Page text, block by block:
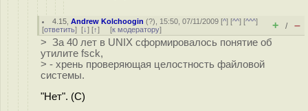
4.15 ,Andrew Kolchoogin (?), 15:50, 07/11/2009 [^] [^^] [^^^]
[ответить] [↓] [↑] [к модератору] + / –
> За 40 лет в UNIX сформировалось понятие об
утилите fsck,
> - хрень проверяющая целостность файловой
системы.
"Нет". (C)